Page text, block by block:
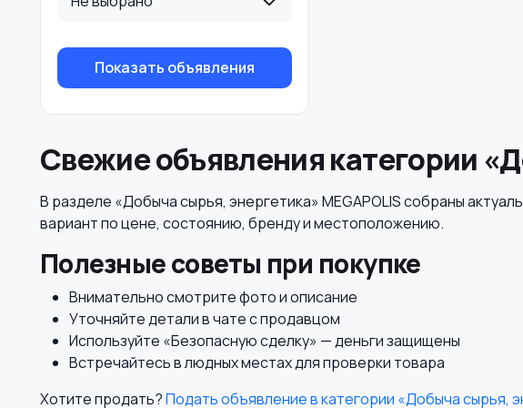
Показать объявления
Свежие объявления категории
В разделе «Добыча сырья, энергетика» MEGAPOLIS собраны
вариант по цене, состоянию, бренду и местоположению.
Полезные советы при покупке
Внимательно смотрите фото и описание
Уточняйте детали в чате с продавцом
Используйте «Безопасную сделку» — деньги защищены
Встречайтесь в людных местах для проверки товара
Хотите продать?Подать объявление в категории «Добыча сырья,